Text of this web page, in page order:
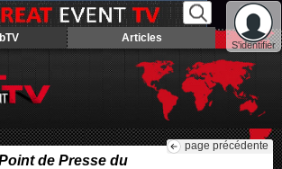
S'identifier
Articles
page précédente
de Presse du